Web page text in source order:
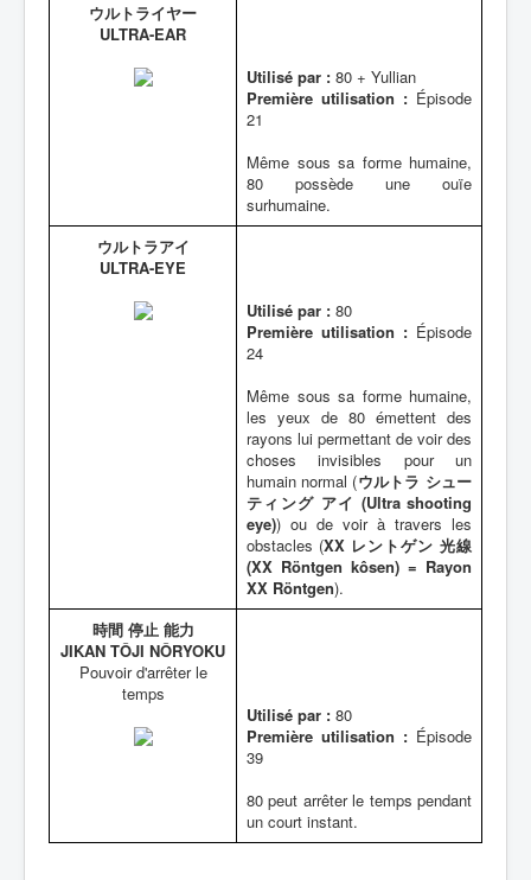
ウルトライヤー
ULTRA-EAR
Utilisé par : 80 + Yullian
Première utilisation : Épisode
21
Même sous sa forme humaine,
80 possède une ouïe
surhumaine.
ウルトラアイ
ULTRA-EYE
Utilisé par : 80
Première utilisation : Épisode
24
Même sous sa forme humaine,
les yeux de 80 émettent des
rayons lui permettant de voir des
choses invisibles pour un
humain normal (ウルトラ シュー
ティング アイ (Ultra shooting
eye)) ou de voir à travers les
obstacles (XX レントゲン 光線
(XX Röntgen kôsen) = Rayon
XX Röntgen).
時間 停止 能力
JIKAN TÔJI NÔRYOKU
Pouvoir d'arrêter le
temps
Utilisé par : 80
Première utilisation : Épisode
39
80 peut arrêter le temps pendant
un court instant.